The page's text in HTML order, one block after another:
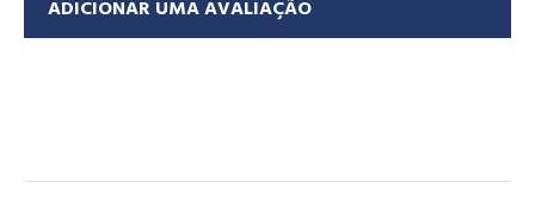
ADICIONAR UMA AVALIAÇÃO